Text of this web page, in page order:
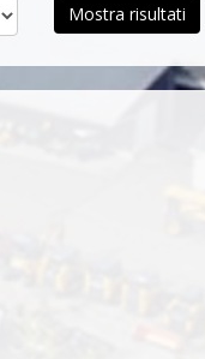
Mostra risultati